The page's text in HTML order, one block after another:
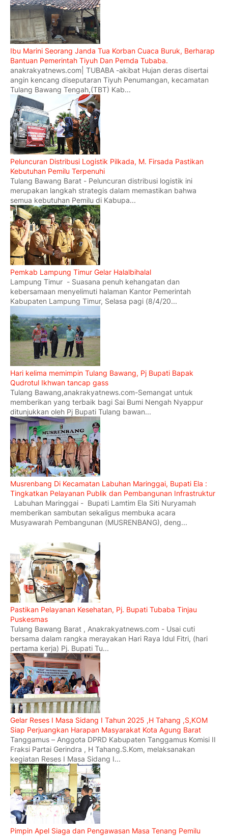
Ibu Marini Seorang Janda Tua Korban Cuaca Buruk, Berharap
Bantuan Pemerintah Tiyuh Dan Pemda Tubaba.
anakrakyatnews.com| TUBABA -akibat Hujan deras disertai
angin kencang diseputaran Tiyuh Penumangan, kecamatan
Tulang Bawang Tengah,(TBT) Kab...
Peluncuran Distribusi Logistik Pilkada, M. Firsada Pastikan
Kebutuhan Pemilu Terpenuhi
Tulang Bawang Barat - Peluncuran distribusi logistik ini
merupakan langkah strategis dalam memastikan bahwa
semua kebutuhan Pemilu di Kabupa...
Pemkab Lampung Timur Gelar Halalbihalal
Lampung Timur - Suasana penuh kehangatan dan
kebersamaan menyelimuti halaman Kantor Pemerintah
Kabupaten Lampung Timur, Selasa pagi (8/4/20...
Hari kelima memimpin Tulang Bawang, Pj Bupati Bapak
Qudrotul Ikhwan tancap gass
Tulang Bawang,anakrakyatnews.com-Semangat untuk
memberikan yang terbaik bagi Sai Bumi Nengah Nyappur
ditunjukkan oleh Pj Bupati Tulang bawan...
Musrenbang Di Kecamatan Labuhan Maringgai, Bupati Ela :
Tingkatkan Pelayanan Publik dan Pembangunan Infrastruktur
Labuhan Maringgai - Bupati Lamtim Ela Siti Nuryamah
memberikan sambutan sekaligus membuka acara
Musyawarah Pembangunan (MUSRENBANG), deng...
Pastikan Pelayanan Kesehatan, Pj. Bupati Tubaba Tinjau
Puskesmas
Tulang Bawang Barat , Anakrakyatnews.com - Usai cuti
bersama dalam rangka merayakan Hari Raya Idul Fitri, (hari
pertama kerja) Pj. Bupati Tu...
Gelar Reses I Masa Sidang I Tahun 2025 ,H Tahang ,S,KOM
Siap Perjuangkan Harapan Masyarakat Kota Agung Barat
Tanggamus – Anggota DPRD Kabupaten Tanggamus Komisi II
Fraksi Partai Gerindra , H Tahang.S.Kom, melaksanakan
kegiatan Reses I Masa Sidang I...
Pimpin Apel Siaga dan Pengawasan Masa Tenang Pemilu